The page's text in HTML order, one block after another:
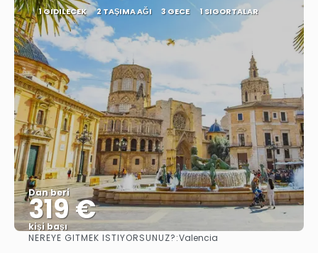
1 GIDILECEK 2 TAŞIMA AĞI 3 GECE 1 SIGORTALAR
Dan beri
319 €
kişi başı
Görüntüle
NEREYE GITMEK ISTIYORSUNUZ?:Valencia